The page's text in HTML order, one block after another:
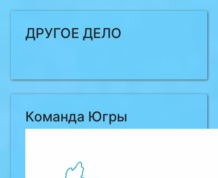
ДРУГОЕ ДЕЛО
Команда Югры